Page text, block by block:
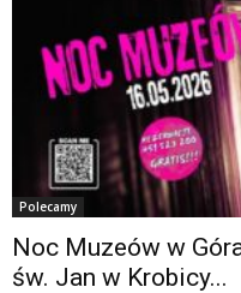
Polecamy
Noc Muzeów w
św. Jan w Krobicy...